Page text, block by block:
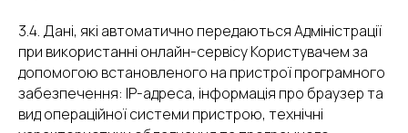
3.4. Дані, які автоматично передаються Адміністрації
при використанні онлайн-сервісу Користувачем за
допомогою встановленого на пристрої програмного
забезпечення: IP-адреса, інформація про браузер та
вид операційної системи пристрою, технічні